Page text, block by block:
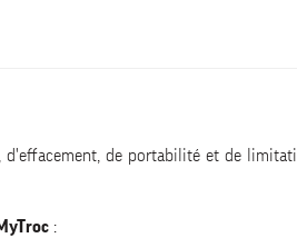
de portabilité et de
: